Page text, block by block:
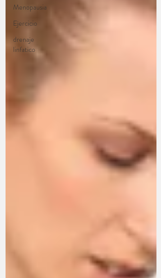
Menopausia
Ejercicio
drenaje
linfatico